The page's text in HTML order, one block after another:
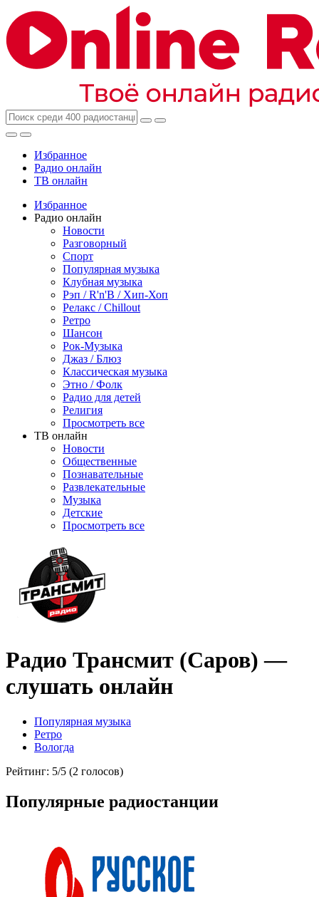
Избранное
Радио онлайн
ТВ онлайн
Избранное
Радио онлайн
Новости
Разговорный
Спорт
Популярная музыка
Клубная музыка
Рэп / R'n'B / Хип-Хоп
Релакс / Chillout
Ретро
Шансон
Рок-Музыка
Джаз / Блюз
Классическая музыка
Этно / Фолк
Радио для детей
Религия
Просмотреть все
ТВ онлайн
Новости
Общественные
Познавательные
Развлекательные
Музыка
Детские
Просмотреть все
Радио Трансмит (Саров) —
слушать онлайн
Популярная музыка
Ретро
Вологда
Рейтинг: 5/5 (2 голосов)
Популярные радиостанции